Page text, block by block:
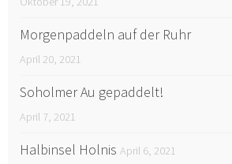
Morgenpaddeln auf der Ruhr
April 20, 2021
Soholmer Au gepaddelt!
April 7, 2021
Halbinsel Holnis April 6, 2021